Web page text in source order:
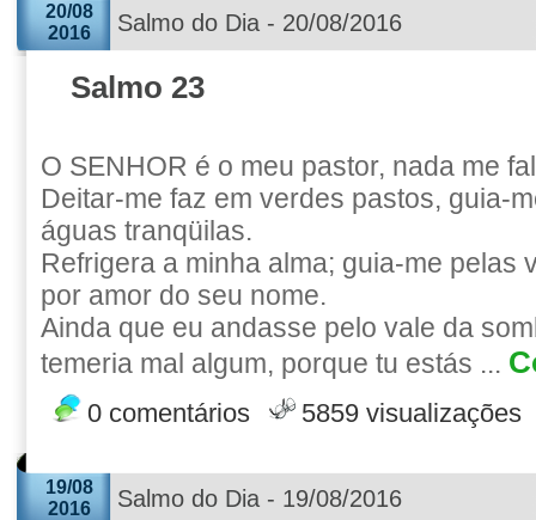
20/08
2016
Salmo do Dia - 20/08/2016
Salmo 23
O SENHOR é o meu pastor, nada me
Deitar-me faz em verdes pastos, guia-
águas tranqüilas.
Refrigera a minha alma; guia-me pelas
por amor do seu nome.
Ainda que eu andasse pelo vale da
temeria mal algum, porque tu estás ...
0 comentários 5859 visualizações
19/08
2016
Salmo do Dia - 19/08/2016